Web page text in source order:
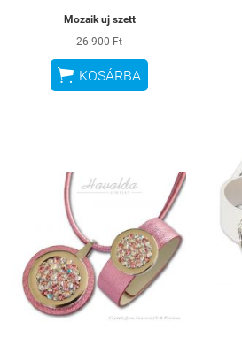
Mozaik uj szett
26 900 Ft
 KOSÁRBA